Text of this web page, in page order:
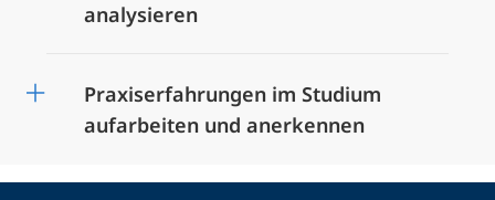
analysieren
Praxiserfahrungen im Studium
aufarbeiten und anerkennen